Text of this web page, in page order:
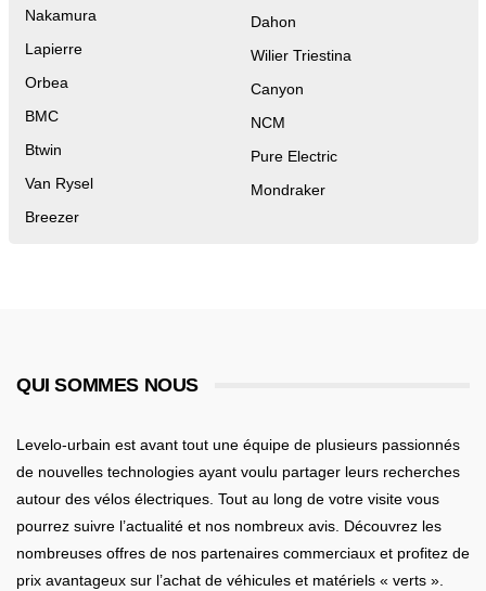
Nakamura
Lapierre
Orbea
BMC
Btwin
Van Rysel
Breezer
Dahon
Wilier Triestina
Canyon
NCM
Pure Electric
Mondraker
QUI SOMMES NOUS
Levelo-urbain est avant tout une équipe de plusieurs passionnés
de nouvelles technologies ayant voulu partager leurs recherches
autour des vélos électriques. Tout au long de votre visite vous
pourrez suivre l’actualité et nos nombreux avis. Découvrez les
nombreuses offres de nos partenaires commerciaux et profitez de
prix avantageux sur l’achat de véhicules et matériels « verts ».